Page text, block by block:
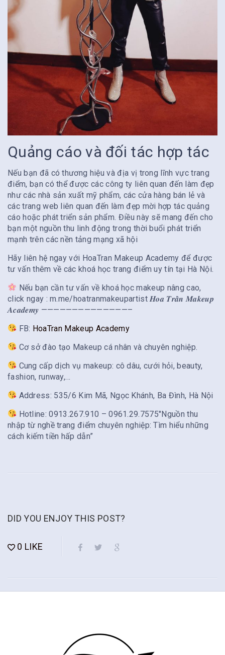
Quảng cáo và đối tác hợp tác
Nếu bạn đã có thương hiệu và địa vị trong lĩnh vực trang
điểm, bạn có thể được các công ty liên quan đến làm đẹp
như các nhà sản xuất mỹ phẩm, các cửa hàng bán lẻ và
các trang web liên quan đến làm đẹp mời hợp tác quảng
cáo hoặc phát triển sản phẩm. Điều này sẽ mang đến cho
bạn một nguồn thu linh động trong thời buổi phát triển
mạnh trên các nền tảng mạng xã hội
Hãy liên hệ ngay với HoaTran Makeup Academy để được
tư vấn thêm về các khoá học trang điểm uy tín tại Hà Nội.
Nếu bạn cần tư vấn về khoá học makeup nâng cao,
click ngay : m.me/hoatranmakeupartist 𝑯𝒐𝒂 𝑻𝒓𝒂̂̀𝒏 𝑴𝒂𝒌𝒆𝒖𝒑
𝑨𝒄𝒂𝒅𝒆𝒎𝒚 ——————————————–
FB: HoaTran Makeup Academy
Cơ sở đào tạo Makeup cá nhân và chuyên nghiệp.
Cung cấp dịch vụ makeup: cô dâu, cưới hỏi, beauty,
fashion, runway,…
Address: 535/6 Kim Mã, Ngọc Khánh, Ba Đình, Hà Nội
Hotline: 0913.267.910 – 0961.29.7575″Nguồn thu
nhập từ nghề trang điểm chuyên nghiệp: Tìm hiểu những
cách kiếm tiền hấp dẫn”
DID YOU ENJOY THIS POST?
0 LIKE